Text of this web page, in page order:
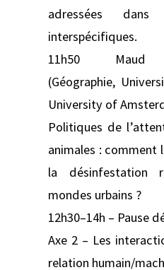
adressées
interspécifiques.
11h50 Maud
(Géographie,
University of
Politiques de
animales : comment
la désinfestation
mondes urbains ?
12h30–14h – Pause
Axe 2 – Les
relation humain/